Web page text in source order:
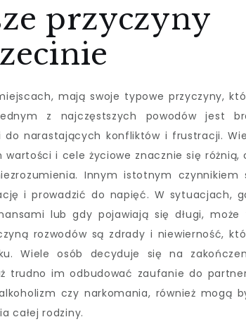
przyczyny
mają swoje typowe przyczyny,
z najczęstszych powodów jest
do narastających konfliktów i frustracji.
i cele życiowe znacznie się różnią,
Innym istotnym czynnikiem
i prowadzić do napięć. W sytuacjach,
lub gdy pojawiają się długi, może
rozwodów są zdrady i niewierność,
Wiele osób decyduje się na
trudno im odbudować zaufanie do
czy narkomania, również mogą
całej rodziny.